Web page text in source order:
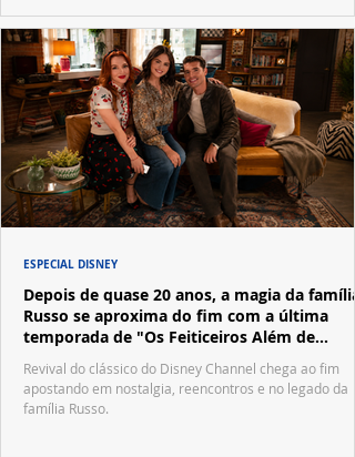
Depois de quase 20 anos, a magia da família
Russo se aproxima do fim com a última
temporada de "Os Feiticeiros Além de
Waverly Place"
Revival do clássico do Disney Channel chega ao fim
apostando em nostalgia, reencontros e no legado da
família Russo.
ESPECIAL DISNEY